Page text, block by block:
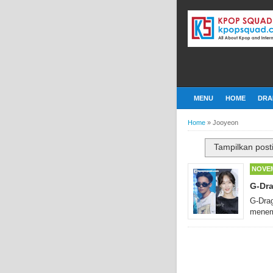
MENU HOME
Home » Jooyeon
Tampilkan
G-
G-